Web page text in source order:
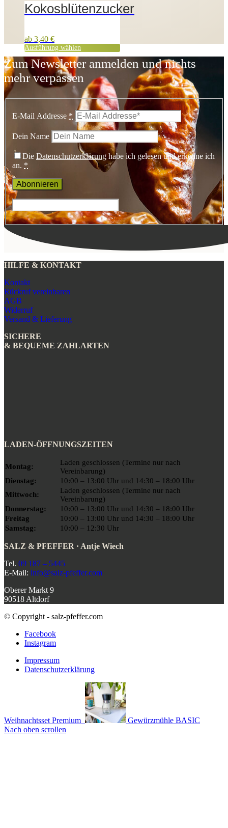
Kokosblütenzucker
ab 3,40 €
Ausführung wählen
Zum Newsletter anmelden und nichts
mehr verpassen
E-Mail Addresse *
Dein Name
Die Datenschutzerklärung habe ich gelesen und erkenne ich
an. *
HILFE & KONTAKT
Kontakt
Rückruf vereinbaren
AGB
Widerruf
Versand & Lieferung
SICHERE
& BEQUEME ZAHLARTEN
LADEN-ÖFFNUNGSZEITEN
Montag:
Laden geschlossen (Termine nur nach
Vereinbarung)
Dienstag:
10:00 – 13:00 Uhr und 14:30 – 18:00 Uhr
Mittwoch:
Laden geschlossen (Termine nur nach
Vereinbarung)
Donnerstag:
10:00 – 13:00 Uhr und 14:30 – 18:00 Uhr
Freitag
10:00 – 13:00 Uhr und 14:30 – 18:00 Uhr
Samstag:
10:00 – 12:30 Uhr
SALZ & PFEFFER · Antje Wiech
Tel. 09 187 – 5445
E-Mail: info@salz-pfeffer.com
Oberer Markt 9
90518 Altdorf
© Copyright - salz-pfeffer.com
Facebook
Instagram
Impressum
Datenschutzerklärung
Weihnachtsset Premium
Gewürzmühle BASIC
Nach oben scrollen